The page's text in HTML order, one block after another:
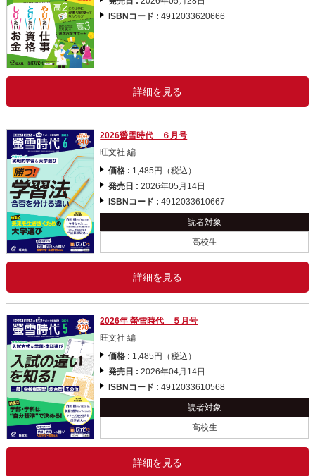
ISBNコード :4912033620666
詳細を見る
2026螢雪時代 ６月号
旺文社 編
価格 : 1,485円（税込）
発売日 :2026年05月14日
ISBNコード :4912033610667
読者対象
高校生
詳細を見る
2026年 螢雪時代 ５月号
旺文社 編
価格 : 1,485円（税込）
発売日 :2026年04月14日
ISBNコード :4912033610568
読者対象
高校生
詳細を見る